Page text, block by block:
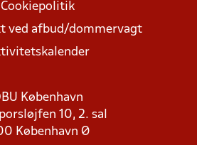
Cookiepolitik
ved afbud/dommervagt
København
10, 2. sal
København Ø